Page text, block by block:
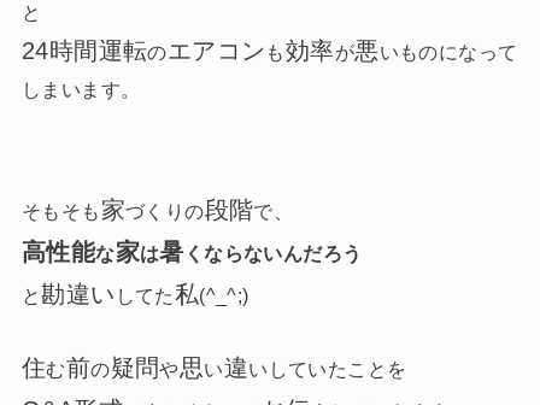
と
24時間運転のエアコン も効率が悪いものになって
しまいます。
そもそも 家づくりの段階で、
高性能な家は暑 くならないんだろう
と勘違い してた私(^_^;)
住む前の疑問や思い違いしていたことを